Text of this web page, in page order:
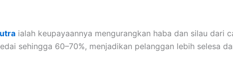
ialah keupayaannya mengurangkan haba dan silau dari
sehingga 60–70%, menjadikan pelanggan lebih selesa